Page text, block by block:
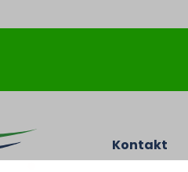
Kontakt